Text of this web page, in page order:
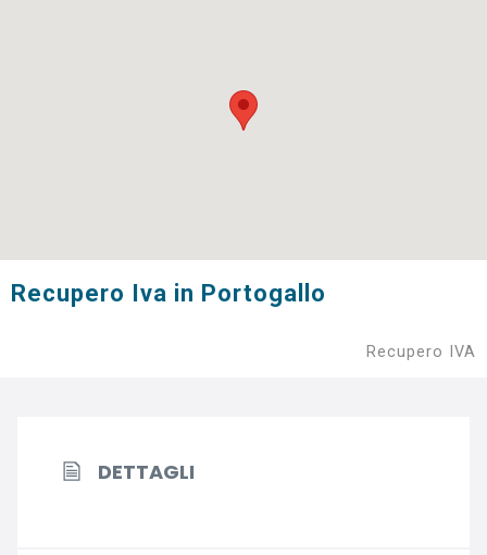
Recupero Iva in Portogallo
Recupero IVA
DETTAGLI